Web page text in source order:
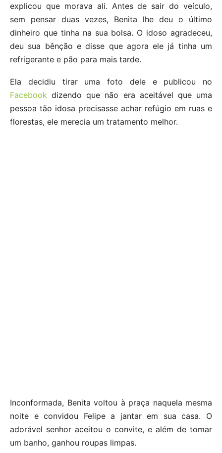
explicou que morava ali. Antes de sair do veículo,
sem pensar duas vezes, Benita lhe deu o último
dinheiro que tinha na sua bolsa. O idoso agradeceu,
deu sua bênção e disse que agora ele já tinha um
refrigerante e pão para mais tarde.
Ela decidiu tirar uma foto dele e publicou no
Facebook dizendo que não era aceitável que uma
pessoa tão idosa precisasse achar refúgio em ruas e
florestas, ele merecia um tratamento melhor.
Inconformada, Benita voltou à praça naquela mesma
noite e convidou Felipe a jantar em sua casa. O
adorável senhor aceitou o convite, e além de tomar
um banho, ganhou roupas limpas.